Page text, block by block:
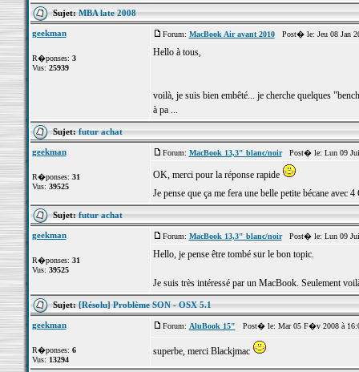
Sujet:MBA late 2008
geekman
R�ponses: 3
Vus: 25939
Forum: MacBook Air avant 2010Post� le: Jeu 08 Jan
Hello à tous,
voilà, je suis bien embêté... je cherche quelques
à pa ...
Sujet:futur achat
geekman
R�ponses: 31
Vus: 39525
Forum: MacBook 13,3" blanc/noirPost� le: Lun 09
OK, merci pour la réponse rapide
Je pense que ça me fera une belle petite bécane avec
Sujet:futur achat
geekman
R�ponses: 31
Vus: 39525
Forum: MacBook 13,3" blanc/noirPost� le: Lun 09
Hello, je pense être tombé sur le bon topic.
Je suis très intéressé par un MacBook. Seulement
Sujet:[Résolu] Problème SON - OSX 5.1
geekman
R�ponses: 6
Vus: 13294
Forum: AluBook 15" Post� le: Mar 05 F�v 2008 à
superbe, merci Blackjmac